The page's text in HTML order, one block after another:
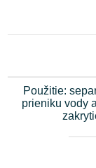
Použitie:
prieniku vody